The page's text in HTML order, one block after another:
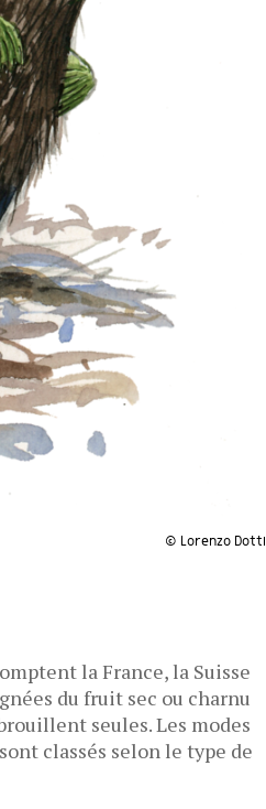
© Lorenzo Dotti
la France, la Suisse
du fruit sec ou charnu
seules. Les modes
classés selon le type de